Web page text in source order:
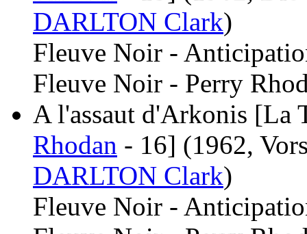
DARLTON Clark)
Fleuve Noir -
Fleuve Noir - Perry
A l'assaut d'Arkonis [La
Rhodan - 16] (1962,
DARLTON Clark)
Fleuve Noir -